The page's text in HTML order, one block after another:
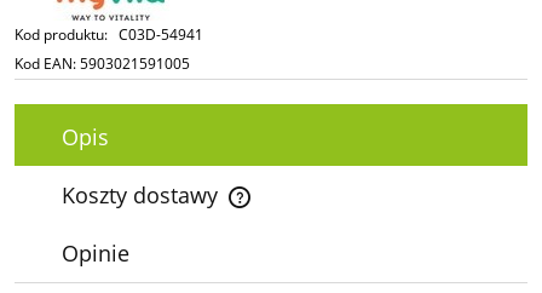
Kod produktu: C03D-54941
Kod EAN:5903021591005
Opis
Koszty dostawy
Cena nie zawiera ewentualnych kosztów płatności
Opinie